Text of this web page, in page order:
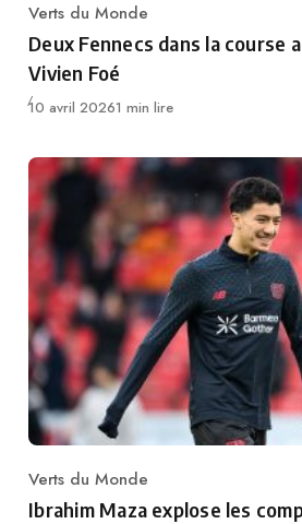
Category
Verts du Monde
Deux Fennecs dans la course
Vivien Foé
Publié
10 avril 20261 min lire
Category
Verts du Monde
Ibrahim Maza explose les